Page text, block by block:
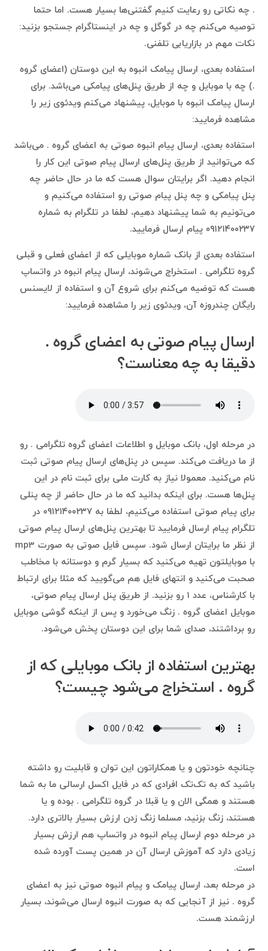
. چه نکاتی رو رعایت کنیم گفتنی‌ها بسیار هست. اما حتما
توصیه می‌کنم چه در گوگل و چه در اینستاگرام جستجو بزنید:
نکات مهم در بازاریابی تلفنی.
استفاده بعدی، ارسال پیامک انبوه به این دوستان (اعضای گروه
.) چه با موبایل و چه از طریق پنل‌های پیامکی می‌باشد. برای
ارسال پیامک انبوه با موبایل، پیشنهاد می‌کنم ویدئوی زیر را
مشاهده فرمایید:
استفاده بعدی، ارسال پیام انبوه صوتی به اعضای گروه . می‌باشد
که می‌توانید از طریق پنل‌های ارسال پیام صوتی این کار را
انجام دهید. اگر برایتان سوال هست که ما در حال حاضر چه
پنل پیامکی و چه پنل پیام صوتی رو استفاده می‌کنیم و
می‌تونیم به شما پیشنهاد دهیم، لطفا در تلگرام به شماره
۰۹۱۲۱۴۰۰۲۳۷ پیام ارسال فرمایید.
استفاده بعدی از بانک شماره موبایلی که از اعضای فعلی و قبلی
گروه تلگرامی . استخراج می‌شوند، ارسال پیام انبوه در واتساپ
هست که توضیه می‌کنم برای شروع آن و استفاده از لایسنس
رایگان چندروزه آن، ویدئوی زیر را مشاهده فرمایید:
ارسال پیام صوتی به اعضای گروه .
دقیقا به چه معناست؟
در مرحله اول، بانک موبایل و اطلاعات اعضای گروه تلگرامی . رو
از ما دریافت می‌کند. سپس در پنل‌های ارسال پیام صوتی ثبت
نام می‌کنید. معمولا نیاز به کارت ملی برای ثبت نام در این
پنل‌ها هست. برای اینکه بدانید که ما در حال حاضر از چه پنلی
برای پیام صوتی استفاده می‌کنیم، لطفا به ۰۹۱۲۱۴۰۰۲۳۷ در
تلگرام پیام ارسال فرمایید تا بهترین پنل‌های ارسال پیام صوتی
از نظر ما برایتان ارسال شود. سپس فایل صوتی به صورت mp3
با موبایلتون تهیه می‌کنید که بسیار گرم و دوستانه با مخاطب
صحبت می‌کنید و انتهای فایل هم می‌گویید که مثلا برای ارتباط
با کارشناس، عدد ۱ رو بزنید. از طریق پنل ارسال پیام صوتی،
موبایل اعضای گروه . زنگ می‌خورد و پس از اینکه گوشی موبایل
رو برداشتند، صدای شما برای این دوستان پخش می‌شود.
بهترین استفاده‌ از بانک موبایلی که از
گروه . استخراج می‌شود چیست؟
چنانچه خودتون و یا همکاراتون این توان و قابلیت رو داشته
باشید که به تک‌تک افرادی که در فایل اکسل ارسالی ما به شما
هستند و همگی الان و یا قبلا در گروه تلگرامی . بوده و یا
هستند، زنگ بزنید، مسلما زنگ زدن ارزش بسیار بالاتری دارد.
در مرحله دوم ارسال پیام انبوه در واتساپ هم ارزش بسیار
زیادی دارد که آموزش ارسال آن در همین پست آورده شده
است.
در مرحله بعد، ارسال پیامک و پیام انبوه صوتی نیز به اعضای
گروه . نیز از آنجایی که به صورت انبوه ارسال می‌شوند، بسیار
ارزشمند هست.